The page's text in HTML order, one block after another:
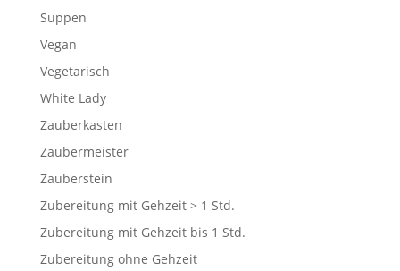
Suppen
Vegan
Vegetarisch
White Lady
Zauberkasten
Zaubermeister
Zauberstein
Zubereitung mit Gehzeit > 1 Std.
Zubereitung mit Gehzeit bis 1 Std.
Zubereitung ohne Gehzeit